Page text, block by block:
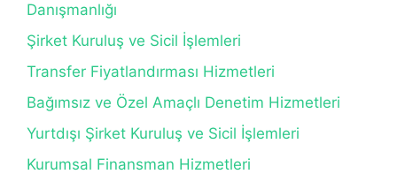
Danışmanlığı
Şirket Kuruluş ve Sicil İşlemleri
Transfer Fiyatlandırması Hizmetleri
Bağımsız ve Özel Amaçlı Denetim Hizmetleri
Yurtdışı Şirket Kuruluş ve Sicil İşlemleri
Kurumsal Finansman Hizmetleri